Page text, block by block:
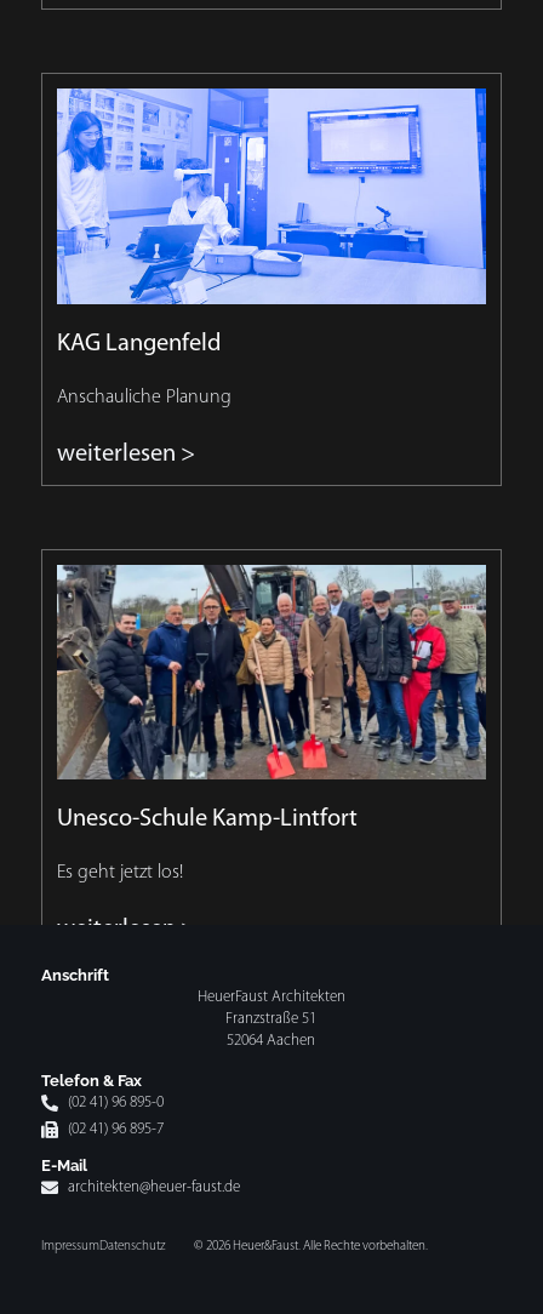
KAG Langenfeld
Anschauliche Planung
weiterlesen >
Unesco-Schule Kamp-Lintfort
Es geht jetzt los!
weiterlesen >
Anschrift
HeuerFaust Architekten
Franzstraße 51
52064 Aachen
Telefon & Fax
(02 41) 96 895-0
(02 41) 96 895-7
E-Mail
architekten@heuer-faust.de
ImpressumDatenschutz © 2026 Heuer&Faust. Alle Rechte vorbehalten.